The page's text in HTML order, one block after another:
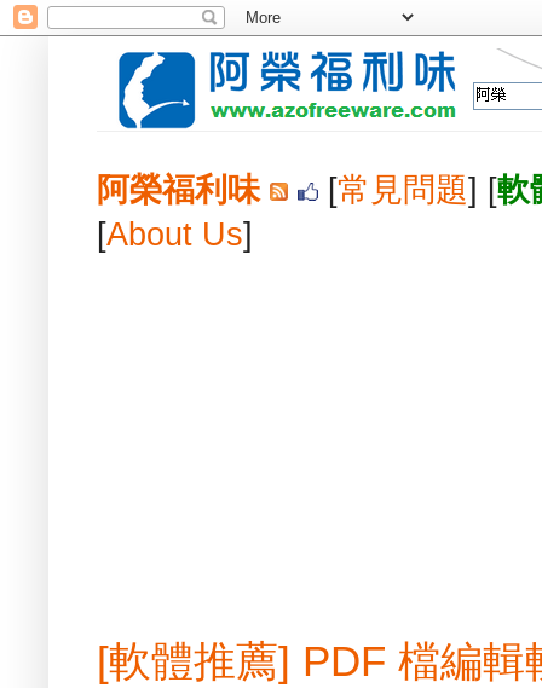
阿榮福利味 [常見問題] [軟
[About Us]
[軟體推薦] PDF 檔編